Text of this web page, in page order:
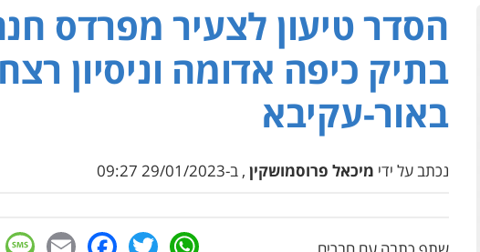
הסדר טיעון לצעיר מפרדס
בתיק כיפה אדומה וניסיון רצח
באור-עקיבא
נכתב על ידי מיכאל פרוסמושקין , ב-29/01/2023 09:27